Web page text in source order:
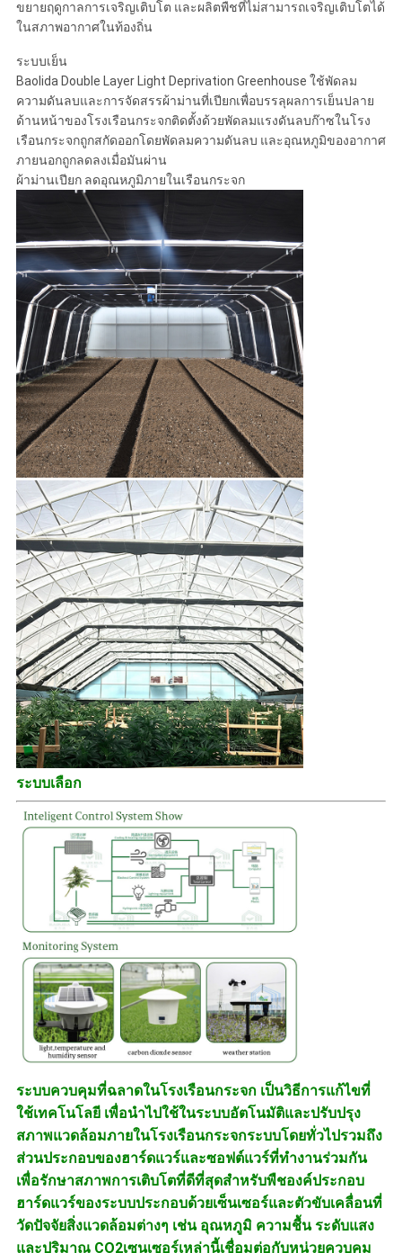
ขยายฤดูกาลการเจริญเติบโต และผลิตพืชที่ไม่สามารถเจริญเติบโตได้
ในสภาพอากาศในท้องถิ่น
ระบบเย็น
Baolida Double Layer Light Deprivation Greenhouse ใช้พัดลม
ความดันลบและการจัดสรรผ้าม่านที่เปียกเพื่อบรรลุผลการเย็นปลาย
ด้านหน้าของโรงเรือนกระจกติดตั้งด้วยพัดลมแรงดันลบก๊าซในโรง
เรือนกระจกถูกสกัดออกโดยพัดลมความดันลบ และอุณหภูมิของอากาศ
ภายนอกถูกลดลงเมื่อมันผ่าน
ผ้าม่านเปียก ลดอุณหภูมิภายในเรือนกระจก
ระบบเลือก
ระบบควบคุมที่ฉลาดในโรงเรือนกระจก เป็นวิธีการแก้ไขที่
ใช้เทคโนโลยี เพื่อนําไปใช้ในระบบอัตโนมัติและปรับปรุง
สภาพแวดล้อมภายในโรงเรือนกระจกระบบโดยทั่วไปรวมถึง
ส่วนประกอบของฮาร์ดแวร์และซอฟต์แวร์ที่ทํางานร่วมกัน
เพื่อรักษาสภาพการเติบโตที่ดีที่สุดสําหรับพืชองค์ประกอบ
ฮาร์ดแวร์ของระบบประกอบด้วยเซ็นเซอร์และตัวขับเคลื่อนที่
วัดปัจจัยสิ่งแวดล้อมต่างๆ เช่น อุณหภูมิ ความชื้น ระดับแสง
และปริมาณ CO2เซนเซอร์เหล่านี้เชื่อมต่อกับหน่วยควบคุม